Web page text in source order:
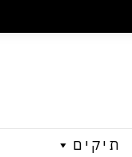
תיקים